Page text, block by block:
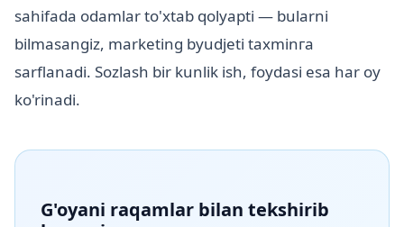
sahifada odamlar to'xtab qolyapti — bularni
bilmasangiz, marketing byudjeti taxminга
sarflanadi. Sozlash bir kunlik ish, foydasi esa har oy
ko'rinadi.
G'oyani raqamlar bilan tekshirib